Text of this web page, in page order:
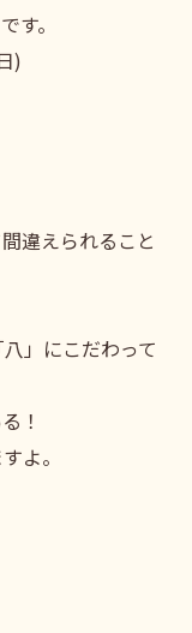
です。
)
違えられること
」にこだわって
！
よ。